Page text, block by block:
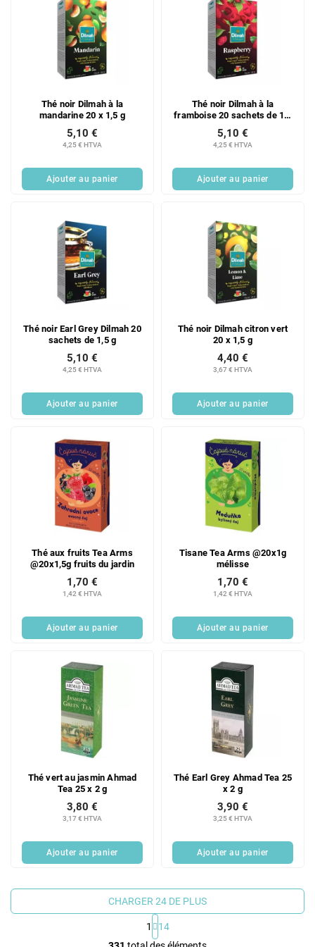
Thé noir Dilmah à la
mandarine 20 x 1,5 g
4,25 € HTVA
5,10 €
Ajouter au panier
Thé noir Dilmah à la
framboise 20 sachets de 1,5
4,25 € HTVA
5,10 €
Ajouter au panier
Thé noir Earl Grey Dilmah 20
sachets de 1,5 g
4,25 € HTVA
5,10 €
Ajouter au panier
Thé noir Dilmah citron vert
20 x 1,5 g
3,67 € HTVA
4,40 €
Ajouter au panier
Thé aux fruits Tea Arms
@20x1,5g fruits du jardin
1,42 € HTVA
1,70 €
Ajouter au panier
Tisane Tea Arms @20x1g
mélisse
1,42 € HTVA
1,70 €
Ajouter au panier
Thé vert au jasmin Ahmad
Tea 25 x 2 g
3,17 € HTVA
3,80 €
Ajouter au panier
Thé Earl Grey Ahmad Tea 25
x 2 g
3,25 € HTVA
3,90 €
Ajouter au panier
C
CHARGER 24 DE PLUS
1
14